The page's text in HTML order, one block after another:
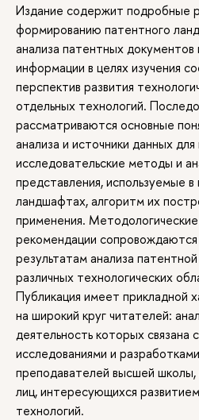
Издание содержит подробные
формированию патентного
анализа патентных документов
информации в целях изучения
перспектив развития
отдельных технологий.
рассматриваются основные
анализа и источники данных для
исследовательские методы и
представления, используемые
ландшафтах, алгоритм их
применения.
рекомендации
результатам анализа
различных технологических
Публикация имеет прикладной
на широкий круг читателей:
деятельность которых связана
исследованиями и
преподавателей высшей школы,
лиц, интересующихся
технологий.